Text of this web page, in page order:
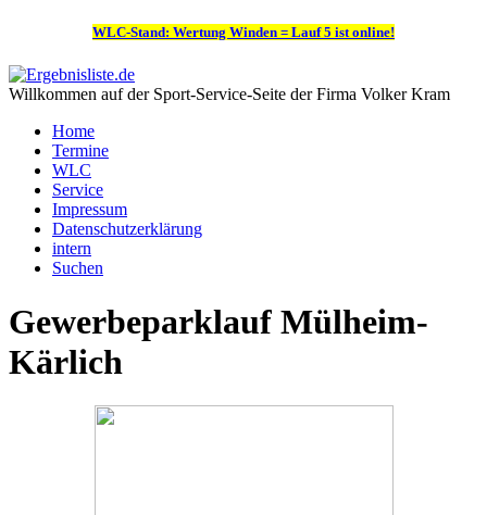
WLC-Stand: Wertung Winden = Lauf 5 ist online!
Willkommen auf der Sport-Service-Seite der Firma Volker Kram
Home
Termine
WLC
Service
Impressum
Datenschutzerklärung
intern
Suchen
Gewerbeparklauf Mülheim-
Kärlich